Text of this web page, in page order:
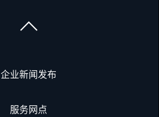
企业新闻发布
服务网点